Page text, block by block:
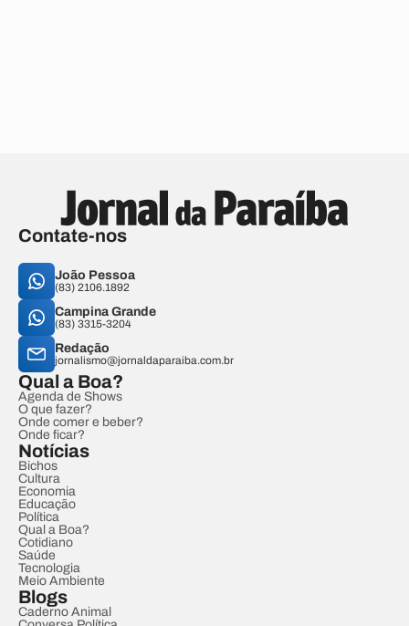
Contate-nos
João Pessoa
(83) 2106.1892
Campina Grande
(83) 3315-3204
Redação
jornalismo@jornaldaparaiba.com.br
Qual a Boa?
Agenda de Shows
O que fazer?
Onde comer e beber?
Onde ficar?
Notícias
Bichos
Cultura
Economia
Educação
Política
Qual a Boa?
Cotidiano
Saúde
Tecnologia
Meio Ambiente
Blogs
Caderno Animal